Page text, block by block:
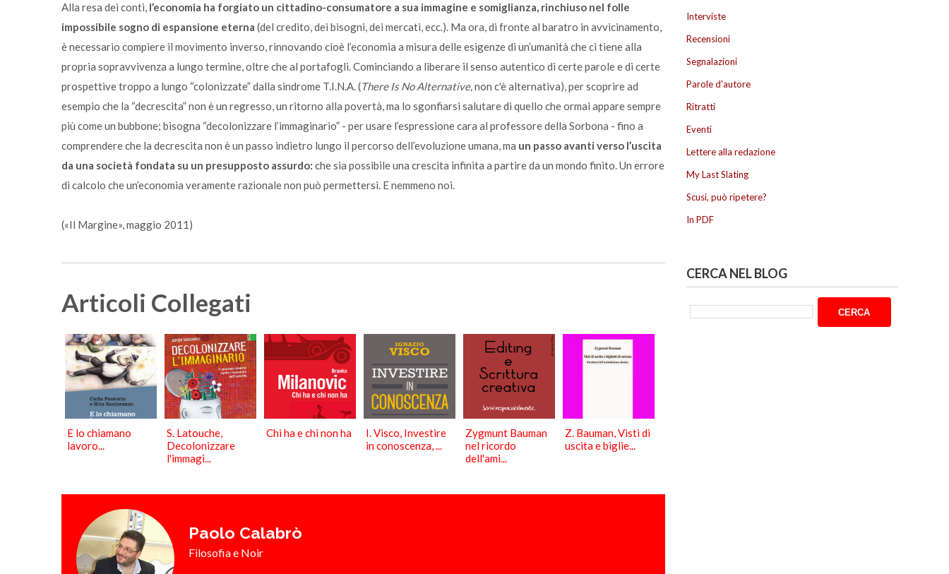
Alla resa dei conti, l’economia ha forgiato un cittadino-consumatore a sua immagine e somiglianza, rinchiuso nel folle
impossibile sogno di espansione eterna (del credito, dei bisogni, dei mercati, ecc.). Ma ora, di fronte al baratro in avvicinamento,
è necessario compiere il movimento inverso, rinnovando cioè l’economia a misura delle esigenze di un’umanità che ci tiene alla
propria sopravvivenza a lungo termine, oltre che al portafogli. Cominciando a liberare il senso autentico di certe parole e di certe
prospettive troppo a lungo “colonizzate” dalla sindrome T.I.N.A. (There Is No Alternative,non c'è alternativa), per scoprire ad
esempio che la “decrescita” non è un regresso, un ritorno alla povertà, ma lo sgonfiarsi salutare di quello che ormai appare sempre
più come un bubbone; bisogna “decolonizzare l’immaginario” - per usare l’espressione cara al professore della Sorbona - fino a
comprendere che la decrescita non è un passo indietro lungo il percorso dell’evoluzione umana, ma un passo avanti verso l’uscita
da una società fondata su un presupposto assurdo: che sia possibile una crescita infinita a partire da un mondo finito. Un errore
di calcolo che un’economia veramente razionale non può permettersi. E nemmeno noi.
(«Il Margine», maggio 2011)
Articoli Collegati
E lo chiamano
lavoro...
S. Latouche,
Decolonizzare
l'immagi...
Chi ha e chi non ha
I. Visco, Investire
in conoscenza, ...
Zygmunt Bauman
nel ricordo
dell'ami...
Z. Bauman, Visti di
uscita e biglie...
Paolo Calabrò
Filosofia e Noir
Interviste
Recensioni
Segnalazioni
Parole d'autore
Ritratti
Eventi
Lettere alla redazione
My Last Slating
Scusi, può ripetere?
In PDF
CERCA NEL BLOG